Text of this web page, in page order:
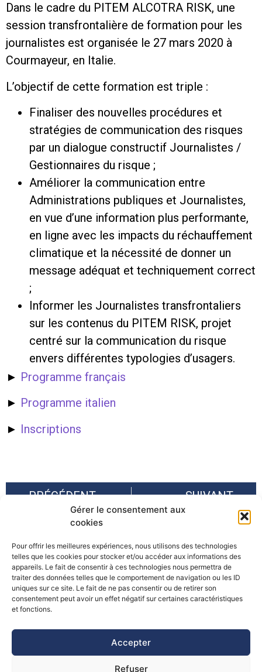
Gérer le consentement aux
cookies
Pour offrir les meilleures expériences, nous utilisons des technologies
telles que les cookies pour stocker et/ou accéder aux informations des
appareils. Le fait de consentir à ces technologies nous permettra de
traiter des données telles que le comportement de navigation ou les ID
uniques sur ce site. Le fait de ne pas consentir ou de retirer son
consentement peut avoir un effet négatif sur certaines caractéristiques
et fonctions.
Accepter
Refuser
Dans le cadre du PITEM ALCOTRA RISK, une
session transfrontalière de formation pour les
journalistes est organisée le 27 mars 2020 à
Courmayeur, en Italie.
L’objectif de cette formation est triple :
Finaliser des nouvelles procédures et
stratégies de communication des risques
par un dialogue constructif Journalistes /
Gestionnaires du risque ;
Améliorer la communication entre
Administrations publiques et Journalistes,
en vue d’une information plus performante,
en ligne avec les impacts du réchauffement
climatique et la nécessité de donner un
message adéquat et techniquement correct
;
Informer les Journalistes transfrontaliers
sur les contenus du PITEM RISK, projet
centré sur la communication du risque
envers différentes typologies d’usagers.
► Programme français
► Programme italien
► Inscriptions
PRÉCÉDENT
Projet CO-RESTART WP3 : démonstration du dispositif « Sain et Sauf ? »
SUIVANT
©Pôle Alpin d’études et de recherche pour la prévention des